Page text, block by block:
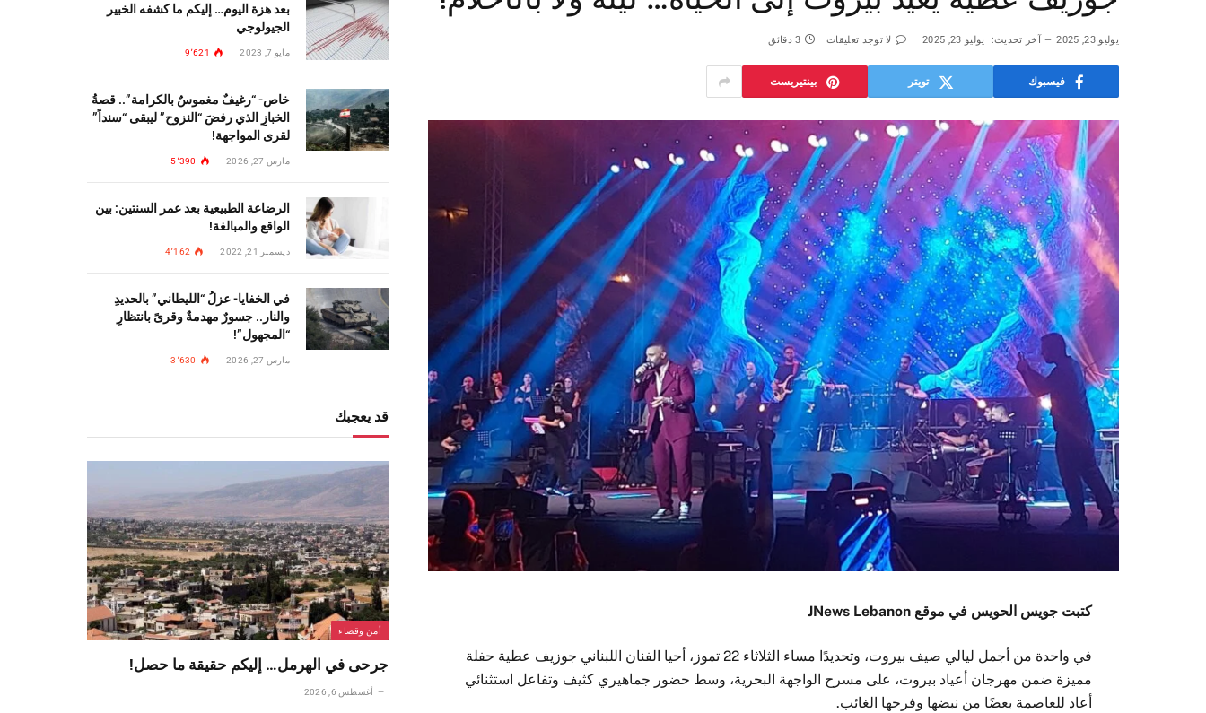
يوليو 23, 2025 آخر تحديث: يوليو 23, 2025 لا توجد تعليقات 3 دقائق
فيسبوك تويتر بينتيريست
كتبت جويس الحويس في موقع JNews Lebanon
في واحدة من أجمل ليالي صيف بيروت، وتحديدًا مساء الثلاثاء 22 تموز، أحيا الفنان اللبناني جوزيف عطية حفلة
مميزة ضمن مهرجان أعياد بيروت، على مسرح الواجهة البحرية، وسط حضور جماهيري كثيف وتفاعل استثنائي
أعاد للعاصمة بعضًا من نبضها وفرحها الغائب.
بعد هزة اليوم… إليكم ما كشفه الخبير
الجيولوجي
مايو 7, 2023 9٬621
خاص- “رغيفٌ مغموسٌ بالكرامة”.. قصةُ
الخبازِ الذي رفضَ “النزوح” ليبقى “سنداً”
لقرى المواجهة!
مارس 27, 2026 5٬390
الرضاعة الطبيعية بعد عمر السنتين: بين
الواقع والمبالغة!
ديسمبر 21, 2022 4٬162
في الخفايا- عزلُ “الليطاني” بالحديدِ
والنار.. جسورٌ مهدمةٌ وقرىً بانتظارِ
“المجهول”!
مارس 27, 2026 3٬630
قد يعجبك
أمن وقضاء
جرحى في الهرمل… إليكم حقيقة ما حصل!
أغسطس 6, 2026